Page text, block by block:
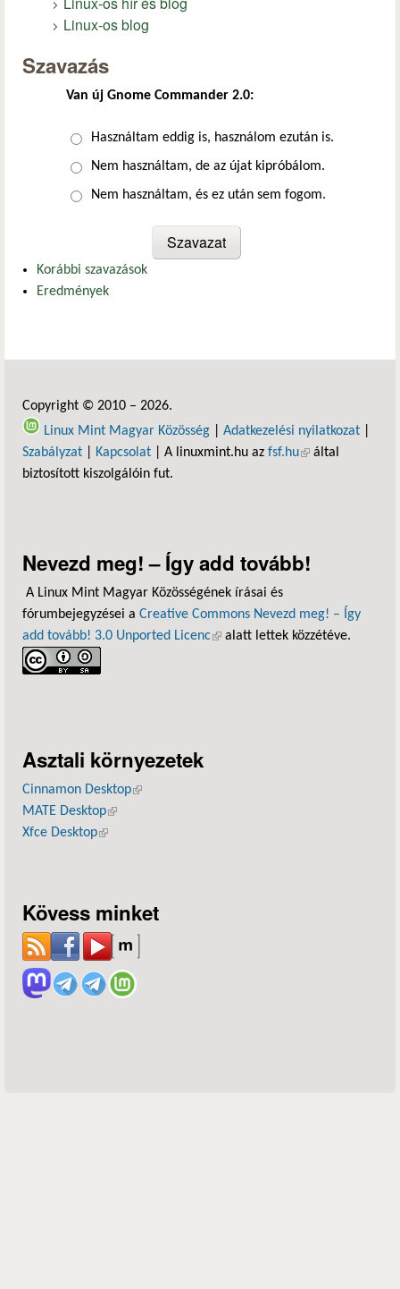
Linux-os blog
Szavazás
Van új Gnome Commander 2.0:
Választások
Használtam eddig is, használom ezután is.
Nem használtam, de az újat kipróbálom.
Nem használtam, és ez után sem fogom.
Korábbi szavazások
Eredmények
Copyright © 2010 – 2026.
Linux Mint Magyar Közösség
Adatkezelési nyilatkozat
Szabályzat
Kapcsolat | A linuxmint.hu az fsf.hu(külső hivatkozás)
által
biztosított kiszolgálóin fut.
Nevezd meg! – Így add tovább!
A Linux Mint Magyar Közösségének írásai és
fórumbejegyzései a Creative Commons Nevezd meg! – Így
add tovább! 3.0 Unported Licenc(külső hivatkozás)
alatt lettek közzétéve.
Asztali környezetek
Cinnamon Desktop(külső hivatkozás)
MATE Desktop(külső hivatkozás)
Xfce Desktop(külső hivatkozás)
Kövess minket